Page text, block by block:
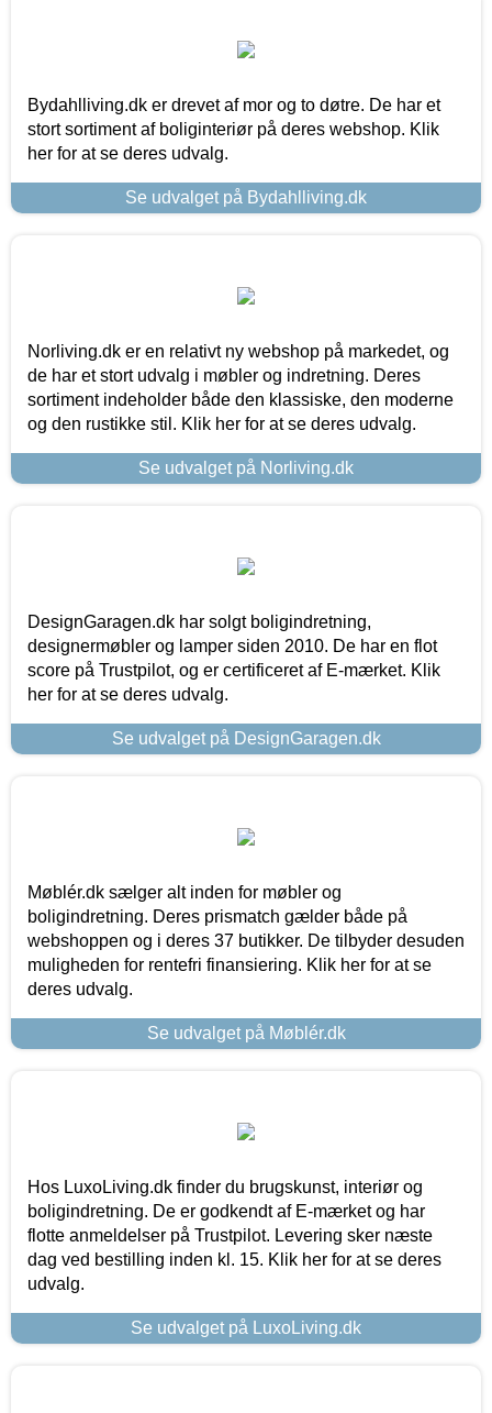
Bydahlliving.dk er drevet af mor og to døtre. De har et
stort sortiment af boliginteriør på deres webshop. Klik
her for at se deres udvalg.
Se udvalget på Bydahlliving.dk
Norliving.dk er en relativt ny webshop på markedet, og
de har et stort udvalg i møbler og indretning. Deres
sortiment indeholder både den klassiske, den moderne
og den rustikke stil. Klik her for at se deres udvalg.
Se udvalget på Norliving.dk
DesignGaragen.dk har solgt boligindretning,
designermøbler og lamper siden 2010. De har en flot
score på Trustpilot, og er certificeret af E-mærket. Klik
her for at se deres udvalg.
Se udvalget på DesignGaragen.dk
Møblér.dk sælger alt inden for møbler og
boligindretning. Deres prismatch gælder både på
webshoppen og i deres 37 butikker. De tilbyder desuden
muligheden for rentefri finansiering. Klik her for at se
deres udvalg.
Se udvalget på Møblér.dk
Hos LuxoLiving.dk finder du brugskunst, interiør og
boligindretning. De er godkendt af E-mærket og har
flotte anmeldelser på Trustpilot. Levering sker næste
dag ved bestilling inden kl. 15. Klik her for at se deres
udvalg.
Se udvalget på LuxoLiving.dk